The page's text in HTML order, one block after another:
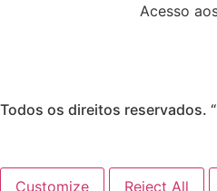
Acesso
Todos os direitos reservados.
Customize Reject All